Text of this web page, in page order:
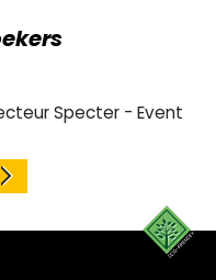
Specter - Event